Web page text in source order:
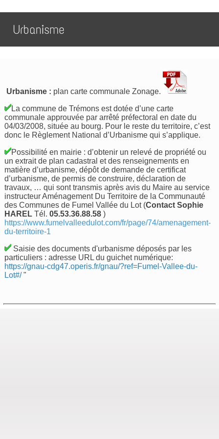
Urbanisme
Urbanisme : plan carte communale Zonage.
La commune de Trémons est dotée d’une carte
communale approuvée par arrêté préfectoral en date du
04/03/2008, située au bourg. Pour le reste du territoire, c’est
donc le Règlement National d’Urbanisme qui s’applique.
Possibilité en mairie : d’obtenir un relevé de propriété ou
un extrait de plan cadastral et des renseignements en
matière d’urbanisme, dépôt de demande de certificat
d’urbanisme, de permis de construire, déclaration de
travaux, … qui sont transmis après avis du Maire au service
instructeur Aménagement Du Territoire de la Communauté
des Communes de Fumel Vallée du Lot (Contact Sophie
HARELTél.05.53.36.88.58)
https://www.fumelvalleedulot.com/fr/page/74/amenagement-
du-territoire-1
Saisie des documents d'urbanisme déposés par les
particuliers : adresse URL du guichet numérique:
https://gnau-cdg47.operis.fr/gnau/?ref=Fumel-Vallee-du-
Lot#/"